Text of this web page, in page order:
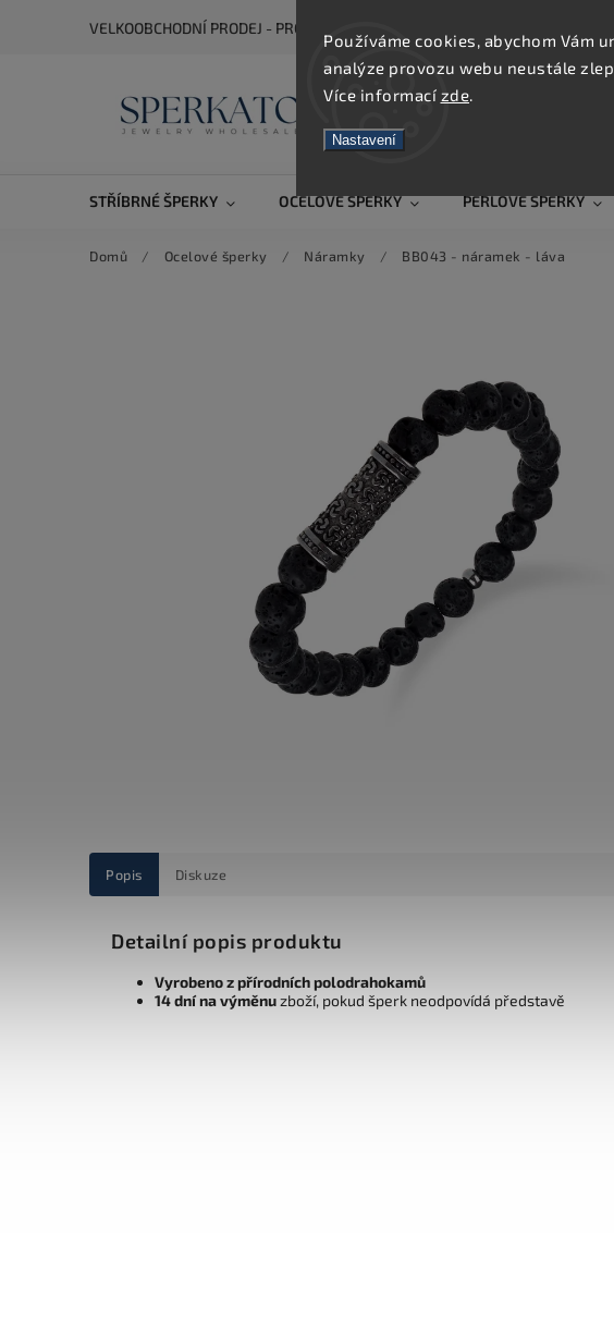
Používáme cookies, abychom Vám
analýze provozu webu neustále
Více informací zde.
Nastavení
VELKOOBCHODNÍ PRODEJ - PRO ZOBRAZENÍ CEN SE REGISTRUJTE
STŘÍBRNÉ ŠPERKY OCELOVÉ ŠPERKY PERLOVÉ ŠPERKY
Domů / Ocelové šperky / Náramky / BB043 - náramek - láva
Popis Diskuze
Detailní popis produktu
Vyrobeno z přírodních polodrahokamů
14 dní na výměnuzboží, pokud šperk neodpovídá představě